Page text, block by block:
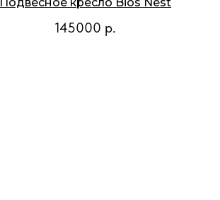
145000 р.